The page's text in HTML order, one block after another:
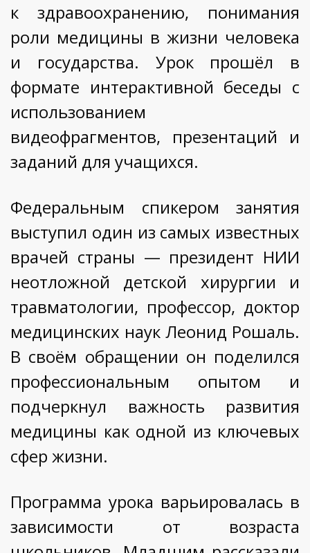
к здравоохранению, понимания
роли медицины в жизни человека
и государства. Урок прошёл в
формате интерактивной беседы с
использованием
видеофрагментов, презентаций и
заданий для учащихся.
Федеральным спикером занятия
выступил один из самых известных
врачей страны — президент НИИ
неотложной детской хирургии и
травматологии, профессор, доктор
медицинских наук Леонид Рошаль.
В своём обращении он поделился
профессиональным опытом и
подчеркнул важность развития
медицины как одной из ключевых
сфер жизни.
Программа урока варьировалась в
зависимости от возраста